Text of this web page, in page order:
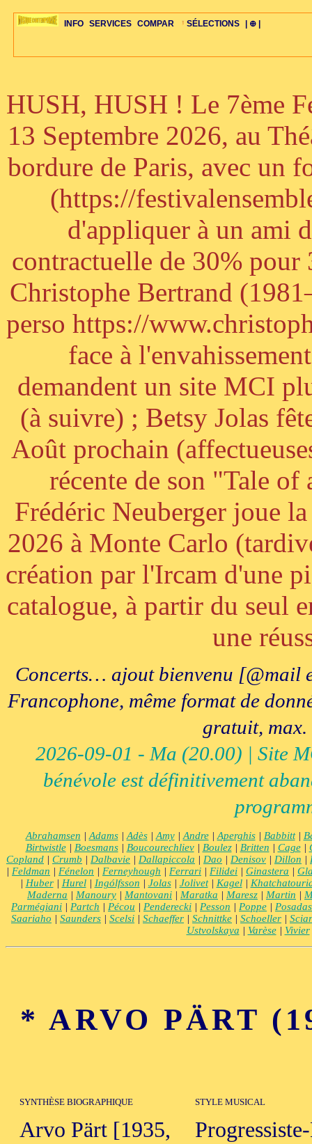
INFO
ÉDITORIAUX ACTUS-CONCERTS HISTOIRE PAYS STYLES-ÉCOLES
SERVICES
MAJ-LISTE ARCH-CONCERTS LIENS RADIOS VIDÉOS PLAN FAQS
COMPAR
SÉLECTION GUIDE-EXPRESS ŒUVRES BIOGRAPHIES PERSPECTIVE
SÉLECTIONS
SÉLECTION COMPOS-INTRO COMPO-INDIV ŒUVRES-INDIV
| ⊕ |
20ÈME PARAL 1001 CD TOP-REC BONUS-ROMANS BONUS-FILMS
CELLO-C
ALTO-C
VIOLON-C
PIANO-CONC GRAND-
HUSH, HUSH ! Le 7ème
13 Septembre 2026, au
bordure de Paris, avec un
(https://
d'appliquer à un ami
contractuelle de 30% pour
Christophe Bertrand
perso https://
face à
demandent un site MCI
(à suivre) ; Betsy Jolas
Août prochain
récente de son "Tale of
Frédéric Neuberger joue
2026 à Monte Carlo
création par l'Ircam d'une
catalogue, à partir du seul
une
Concerts… ajout bienvenu [@mail
Francophone, même format de
gratuit,
2026-09-01 - Ma (20.00) | Site
bénévole est définitivement
Abrahamsen | Adams| Adès| Amy| Andre| Aperghis| Babbitt|
Birtwistle| Boesmans| Boucourechliev| Boulez| Britten | Cage|
Copland | Crumb | Dalbavie | Dallapiccola | Dao | Denisov | Dillon |
| Feldman | Fénelon | Ferneyhough | Ferrari | Filidei | Ginastera |
| Huber| Hurel| Ingólfsson | Jolas| Jolivet| Kagel|
Maderna | Manoury | Mantovani | Maratka | Maresz | Martin |
Parmégiani | Partch | Pécou | Penderecki | Pesson | Poppe | Posadas
Saariaho | Saunders | Scelsi | Schaeffer | Schnittke | Schoeller |
Ustvolskaya | Varèse| Vivier
* ARVO PÄRT
SYNTHÈSE BIOGRAPHIQUE STYLE MUSICAL
Arvo Pärt [1935,